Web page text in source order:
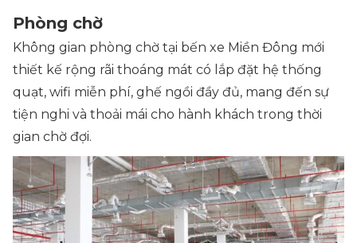
Phòng chờ
Không gian phòng chờ tại bến xe Miền Đông mới
thiết kế rộng rãi thoáng mát có lắp đặt hệ thống
quạt, wifi miễn phí, ghế ngồi đầy đủ, mang đến sự
tiện nghi và thoải mái cho hành khách trong thời
gian chờ đợi.